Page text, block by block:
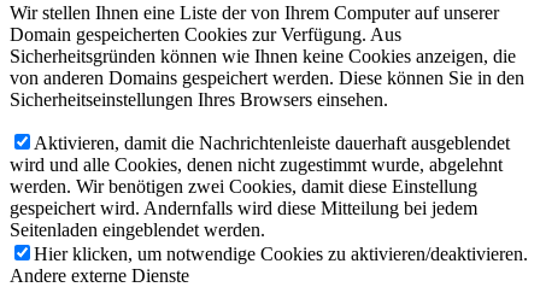
Wir stellen Ihnen eine Liste der von Ihrem Computer auf unserer
Domain gespeicherten Cookies zur Verfügung. Aus
Sicherheitsgründen können wie Ihnen keine Cookies anzeigen, die
von anderen Domains gespeichert werden. Diese können Sie in den
Sicherheitseinstellungen Ihres Browsers einsehen.
Aktivieren, damit die Nachrichtenleiste dauerhaft ausgeblendet
wird und alle Cookies, denen nicht zugestimmt wurde, abgelehnt
werden. Wir benötigen zwei Cookies, damit diese Einstellung
gespeichert wird. Andernfalls wird diese Mitteilung bei jedem
Seitenladen eingeblendet werden.
Hier klicken, um notwendige Cookies zu aktivieren/deaktivieren.
Andere externe Dienste